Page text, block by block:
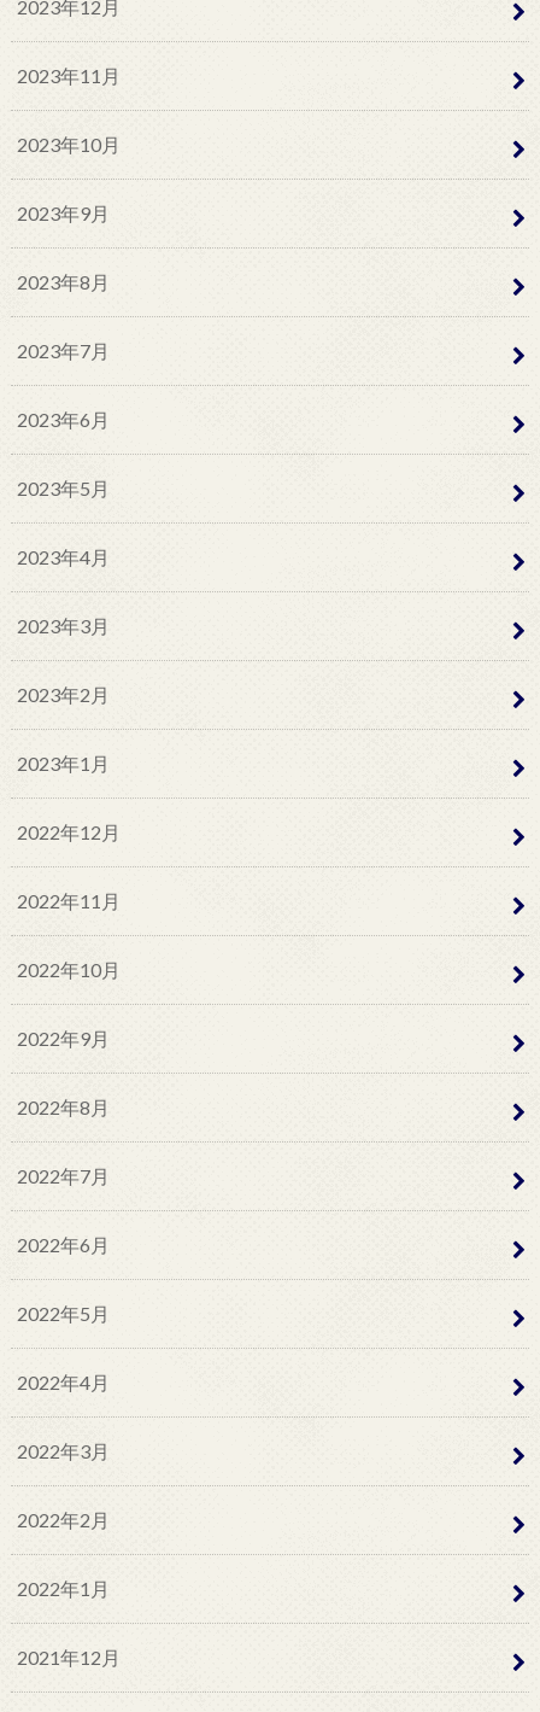
2023年12月
2023年11月
2023年10月
2023年9月
2023年8月
2023年7月
2023年6月
2023年5月
2023年4月
2023年3月
2023年2月
2023年1月
2022年12月
2022年11月
2022年10月
2022年9月
2022年8月
2022年7月
2022年6月
2022年5月
2022年4月
2022年3月
2022年2月
2022年1月
2021年12月